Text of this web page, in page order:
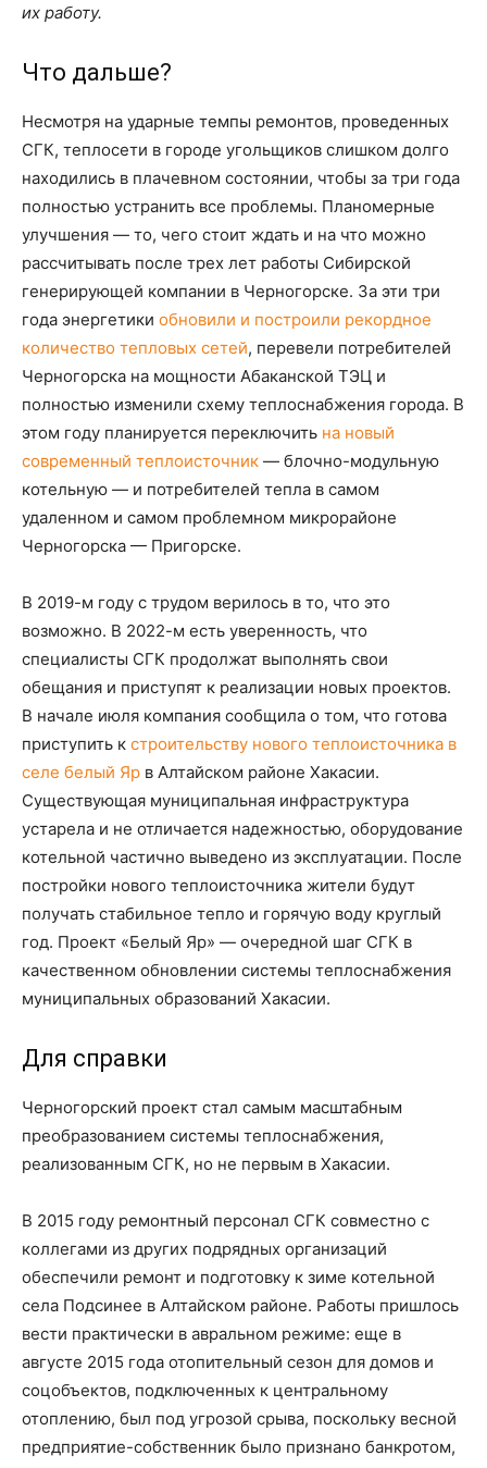
их работу.
Что дальше?
Несмотря на ударные темпы ремонтов, проведенных
СГК, теплосети в городе угольщиков слишком долго
находились в плачевном состоянии, чтобы за три года
полностью устранить все проблемы. Планомерные
улучшения — то, чего стоит ждать и на что можно
рассчитывать после трех лет работы Сибирской
генерирующей компании в Черногорске. За эти три
года энергетики обновили и построили рекордное
количество тепловых сетей, перевели потребителей
Черногорска на мощности Абаканской ТЭЦ и
полностью изменили схему теплоснабжения города. В
этом году планируется переключить на новый
современный теплоисточник — блочно-модульную
котельную — и потребителей тепла в самом
удаленном и самом проблемном микрорайоне
Черногорска — Пригорске.
В 2019-м году с трудом верилось в то, что это
возможно. В 2022-м есть уверенность, что
специалисты СГК продолжат выполнять свои
обещания и приступят к реализации новых проектов.
В начале июля компания сообщила о том, что готова
приступить к строительству нового теплоисточника в
селе белый Яр в Алтайском районе Хакасии.
Существующая муниципальная инфраструктура
устарела и не отличается надежностью, оборудование
котельной частично выведено из эксплуатации. После
постройки нового теплоисточника жители будут
получать стабильное тепло и горячую воду круглый
год. Проект «Белый Яр» — очередной шаг СГК в
качественном обновлении системы теплоснабжения
муниципальных образований Хакасии.
Для справки
Черногорский проект стал самым масштабным
преобразованием системы теплоснабжения,
реализованным СГК, но не первым в Хакасии.
В 2015 году ремонтный персонал СГК совместно с
коллегами из других подрядных организаций
обеспечили ремонт и подготовку к зиме котельной
села Подсинее в Алтайском районе. Работы пришлось
вести практически в авральном режиме: еще в
августе 2015 года отопительный сезон для домов и
соцобъектов, подключенных к центральному
отоплению, был под угрозой срыва, поскольку весной
предприятие-собственник было признано банкротом,